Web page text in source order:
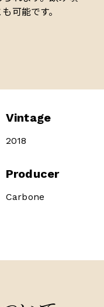
可能です。
Vintage
2018
Producer
Carbone